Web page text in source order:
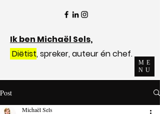
Ik ben Michaël Sels,
Diëtist, spreker, auteur én chef.
ME
NU
Post
Michaël Sels